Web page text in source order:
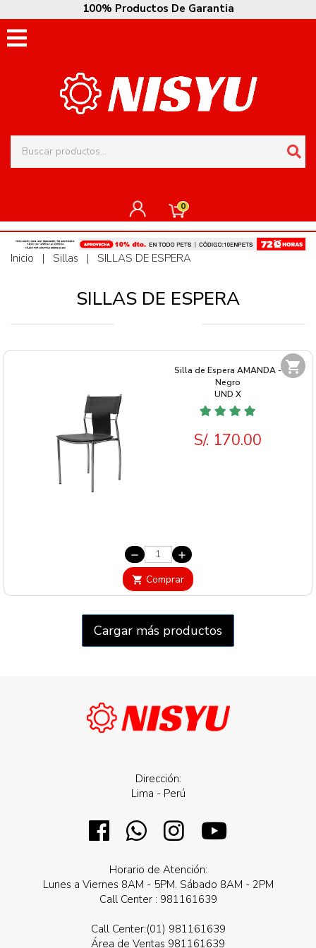
100% Productos De Garantia
0
Inicio | Sillas | SILLAS DE ESPERA
SILLAS DE ESPERA
shopping_cart
Silla de Espera AMANDA -
Negro
UND X
S/. 170.00
remove add
shopping_cart Comprar
Cargar más productos
Dirección:
Lima - Perú
Horario de Atención:
Lunes a Viernes 8AM - 5PM. Sábado 8AM - 2PM
Call Center : 981161639
Call Center:(01) 981161639
Área de Ventas 981161639